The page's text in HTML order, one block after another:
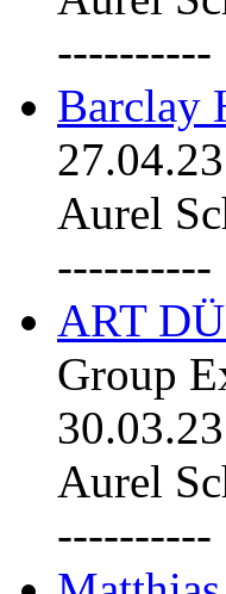
----------
Barclay
27.04.23
Aurel
----------
ART
Group
30.03.23
Aurel
----------